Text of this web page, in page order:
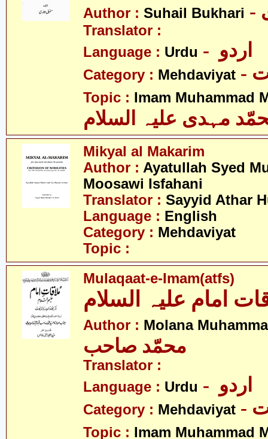
Author : Suhail Bukhari
Translator :
Language : Urdu
Category : Mehdaviyat
Topic : Imam Muhammad
مہدی علیہ السلام
Mikyal al Makarim
Author : Ayatullah Syed
Moosawi Isfahani
Translator : Sayyid Athar
Language : English
Category : Mehdaviyat
Topic :
Mulaqaat-e-Imam(atfs)
امام علیہ السلام
Author : Molana
محمّد صاحب
Translator :
Language : Urdu
Category : Mehdaviyat
Topic : Imam Muhammad